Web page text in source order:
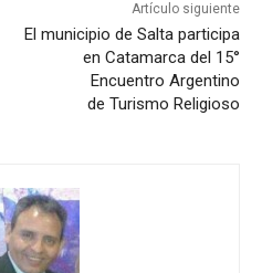
Artículo siguiente
El municipio de Salta participa
en Catamarca del 15°
Encuentro Argentino
de Turismo Religioso